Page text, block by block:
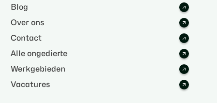
Blog
Over ons
Contact
Alle ongedierte
Werkgebieden
Vacatures